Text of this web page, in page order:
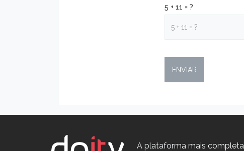
5 + 11 = ?
A plataforma mais completa